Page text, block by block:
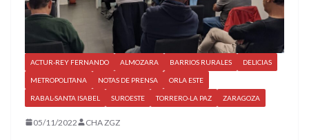
ACTUR-REY FERNANDO ALMOZARA BARRIOS RURALES DELICIAS
METROPOLITANA NOTAS DE PRENSA ORLA ESTE
RABAL-SANTA ISABEL SUROESTE TORRERO-LA PAZ ZARAGOZA
05/11/2022 CHA ZGZ